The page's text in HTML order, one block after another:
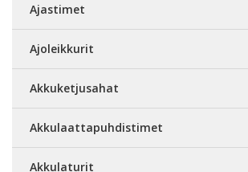
Ajastimet
Ajoleikkurit
Akkuketjusahat
Akkulaattapuhdistimet
Akkulaturit